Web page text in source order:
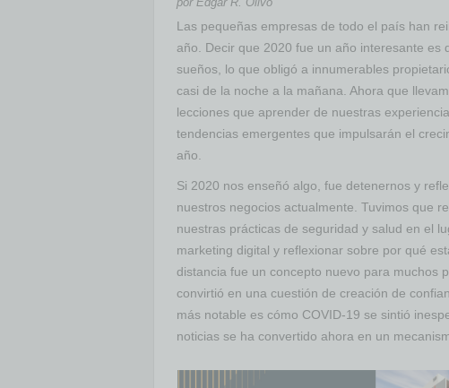
Las pequeñas empresas de todo el país han
año. Decir que 2020 fue un año interesante es
sueños, lo que obligó a innumerables
casi de la noche a la mañana. Ahora que
lecciones que aprender de nuestras
tendencias emergentes que impulsarán el
año.
Si 2020 nos enseñó algo, fue detenernos y
nuestros negocios actualmente. Tuvimos que
nuestras prácticas de seguridad y salud en el
marketing digital y reflexionar sobre por qué
distancia fue un concepto nuevo para muchos
convirtió en una cuestión de creación de
más notable es cómo COVID-19 se sintió
noticias se ha convertido ahora en un